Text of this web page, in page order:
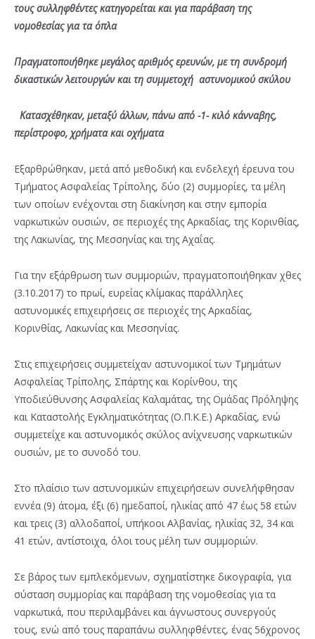
τους συλληφθέντες κατηγορείται και για παράβαση της
νομοθεσίας για τα όπλα
Πραγματοποιήθηκε μεγάλος αριθμός ερευνών, με τη συνδρομή
δικαστικών λειτουργών και τη συμμετοχή αστυνομικού σκύλου
Κατασχέθηκαν, μεταξύ άλλων, πάνω από -1- κιλό κάνναβης,
περίστροφο, χρήματα και οχήματα
Εξαρθρώθηκαν, μετά από μεθοδική και ενδελεχή έρευνα του
Τμήματος Ασφαλείας Τρίπολης, δύο (2) συμμορίες, τα μέλη
των οποίων ενέχονται στη διακίνηση και στην εμπορία
ναρκωτικών ουσιών, σε περιοχές της Αρκαδίας, της Κορινθίας,
της Λακωνίας, της Μεσσηνίας και της Αχαΐας.
Για την εξάρθρωση των συμμοριών, πραγματοποιήθηκαν χθες
(3.10.2017) το πρωί, ευρείας κλίμακας παράλληλες
αστυνομικές επιχειρήσεις σε περιοχές της Αρκαδίας,
Κορινθίας, Λακωνίας και Μεσσηνίας.
Στις επιχειρήσεις συμμετείχαν αστυνομικοί των Τμημάτων
Ασφαλείας Τρίπολης, Σπάρτης και Κορίνθου, της
Υποδιεύθυνσης Ασφαλείας Καλαμάτας, της Ομάδας Πρόληψης
και Καταστολής Εγκληματικότητας (Ο.Π.Κ.Ε.) Αρκαδίας, ενώ
συμμετείχε και αστυνομικός σκύλος ανίχνευσης ναρκωτικών
ουσιών, με το συνοδό του.
Στο πλαίσιο των αστυνομικών επιχειρήσεων συνελήφθησαν
εννέα (9) άτομα, έξι (6) ημεδαποί, ηλικίας από 47 έως 58 ετών
και τρεις (3) αλλοδαποί, υπήκοοι Αλβανίας, ηλικίας 32, 34 και
41 ετών, αντίστοιχα, όλοι τους μέλη των συμμοριών.
Σε βάρος των εμπλεκόμενων, σχηματίστηκε δικογραφία, για
σύσταση συμμορίας και παράβαση της νομοθεσίας για τα
ναρκωτικά, που περιλαμβάνει και άγνωστους συνεργούς
τους, ενώ από τους παραπάνω συλληφθέντες, ένας 56χρονος